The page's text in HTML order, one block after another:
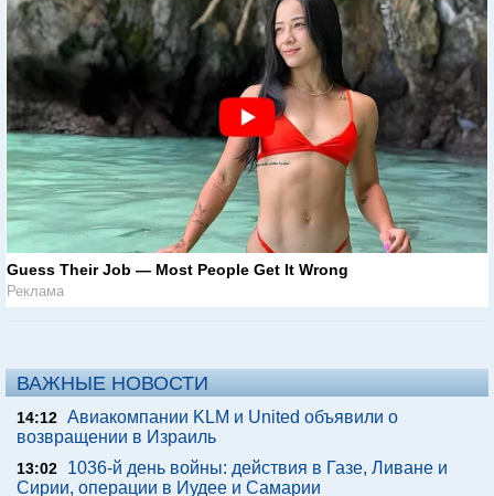
Guess Their Job — Most People Get It Wrong
Реклама
ВАЖНЫЕ НОВОСТИ
14:12 Авиакомпании KLM и United объявили о
возвращении в Израиль
13:02
1036-й день войны: действия в Газе, Ливане и
Сирии, операции в Иудее и Самарии